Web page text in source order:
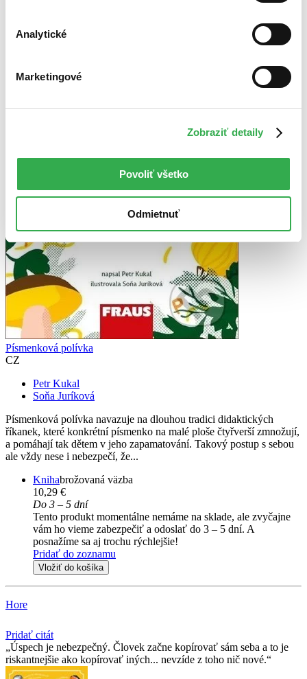
Analytické
Marketingové
Zobraziť detaily
Povoliť všetko
Odmietnuť
Písmenková polívka
CZ
Petr Kukal
Soňa Juríková
Písmenková polívka navazuje na dlouhou tradici didaktických
říkanek, které konkrétní písmenko na malé ploše čtyřverší zmnožují,
a pomáhají tak dětem v jeho zapamatování. Takový postup s sebou
ale vždy nese i nebezpečí, že...
Knihabrožovaná väzba
10,29 €
Do 3 – 5 dní
Tento produkt momentálne nemáme na sklade, ale zvyčajne
vám ho vieme zabezpečiť a odoslať do 3 – 5 dní. A
posnažíme sa aj trochu rýchlejšie!
Pridať do zoznamu
Vložiť do košíka
Hore
Pridať citát
Úspech je nebezpečný. Človek začne kopírovať sám seba a to je
riskantnejšie ako kopírovať iných... nevzíde z toho nič nové.